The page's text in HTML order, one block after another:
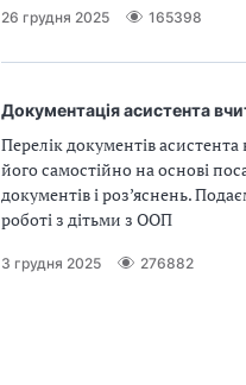
26 грудня 2025 165398
Документація асистента
Перелік документів
його самостійно на основі
документів і роз’яснень.
роботі з дітьми з ООП
3 грудня 2025 276882